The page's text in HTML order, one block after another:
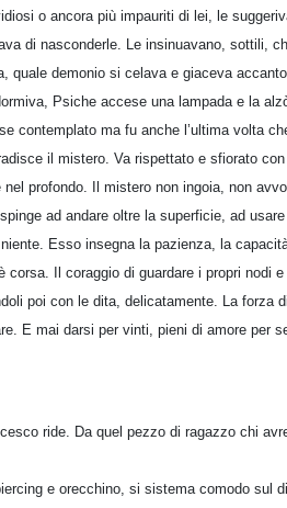
o ancora più impauriti di lei, le
di nasconderle. Le insinuavano, sottili,
quale demonio si celava e giaceva
Psiche accese una lampada e la
contemplato ma fu anche l’ultima volta
il mistero. Va rispettato e sfiorato
profondo. Il mistero non ingoia, non
ad andare oltre la superficie, ad
Esso insegna la pazienza, la
corsa. Il coraggio di guardare i propri nodi
poi con le dita, delicatamente. La forza
E mai darsi per vinti, pieni di amore per
ride. Da quel pezzo di ragazzo chi
e orecchino, si sistema comodo sul